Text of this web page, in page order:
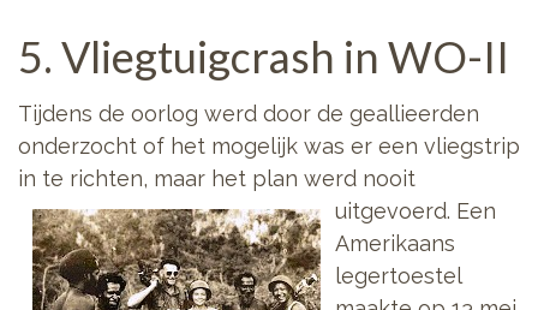
5. Vliegtuigcrash in WO-II
Tijdens de oorlog werd door de geallieerden
onderzocht of het mogelijk was er een vliegstrip
in te richten, maar het plan werd nooit
uitgevoerd. Een
Amerikaans
legertoestel